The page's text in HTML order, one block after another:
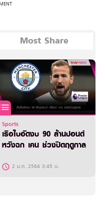
Most Share
Sports
เรือใบอัดงบ 90 ล้านปอนด์
หวังฉก เคน ช่วงปิดฤดูกาล
2 ม.ค. 2564 3:45 น.